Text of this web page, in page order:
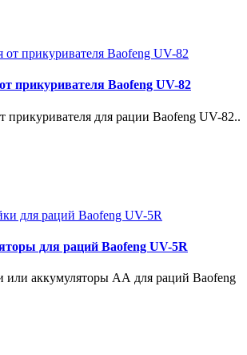
прикуривателя Baofeng UV-82
прикуривателя для рации Baofeng UV-82..
для раций Baofeng UV-5R
или аккумуляторы АА для раций Baofeng